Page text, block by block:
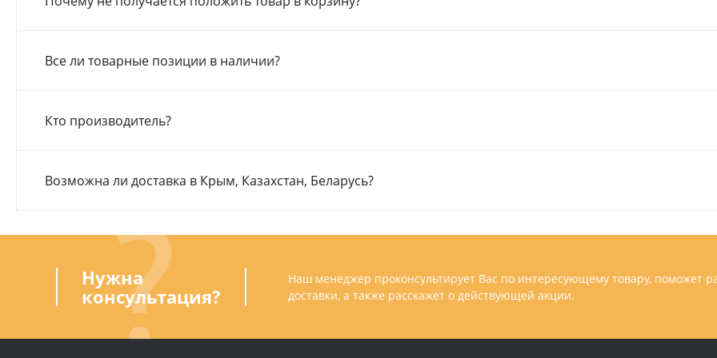
Все ли товарные позиции в наличии?
Кто производитель?
Возможна ли доставка в Крым, Казахстан, Беларусь?
Нужна
консультация?
Наш менеджер проконсультирует Вас по интересующему товару, поможет
доставки, а также расскажет о действующей акции.